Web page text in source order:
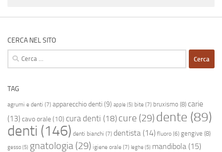
CERCA NEL SITO
Ricerca
per:
TAG
agrumi e denti (7) apparecchio denti (9) apple (5) bite (7) bruxismo (8) carie
(13) cavo orale(10) cura denti (18) cure (29) dente (89)
denti (146) denti bianchi (7) dentista (14) fluoro (6) gengive (8)
gesso(5) gnatologia (29) igiene orale (7) leghe (5) mandibola (15)